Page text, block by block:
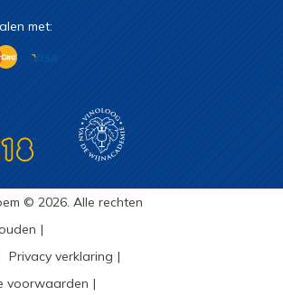
met:
© 2026. Alle rechten
Privacy verklaring
voorwaarden